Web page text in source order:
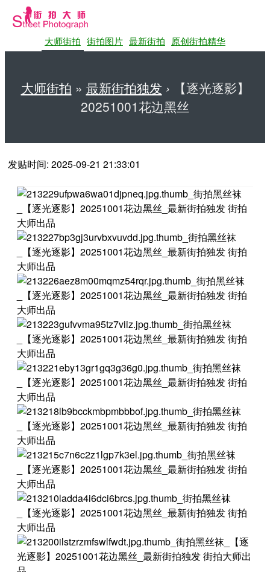
大师街拍 街拍图片 最新街拍 原创街拍精华
大师街拍 » 最新街拍独发 ›
【逐光逐影】
20251001花边黑丝
发贴时间: 2025-09-21 21:33:01